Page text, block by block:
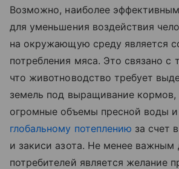
Возможно, наиболее
для уменьшения воздействия
на окружающую среду является
потребления мяса. Это связано с
что животноводство требует
земель под выращивание кормов,
огромные объемы пресной воды и
глобальному потеплению за счет
и закиси азота. Не менее важным
потребителей является желание